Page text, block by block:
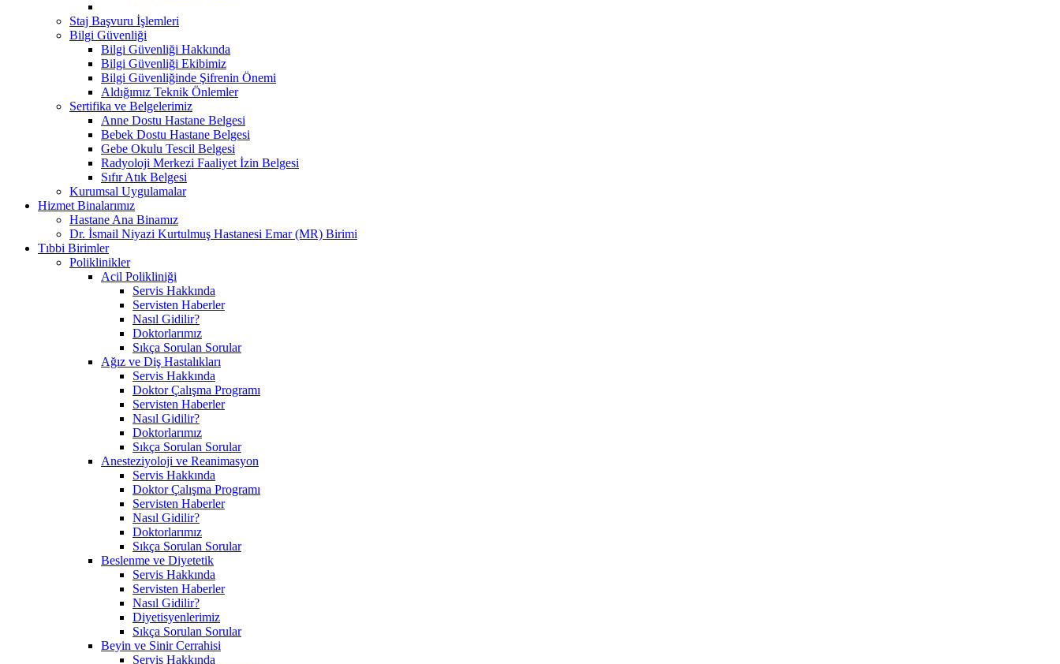
Staj Başvuru İşlemleri
Bilgi Güvenliği
Bilgi Güvenliği Hakkında
Bilgi Güvenliği Ekibimiz
Bilgi Güvenliğinde Şifrenin Önemi
Aldığımız Teknik Önlemler
Sertifika ve Belgelerimiz
Anne Dostu Hastane Belgesi
Bebek Dostu Hastane Belgesi
Gebe Okulu Tescil Belgesi
Radyoloji Merkezi Faaliyet İzin Belgesi
Sıfır Atık Belgesi
Kurumsal Uygulamalar
Hizmet Binalarımız
Hastane Ana Binamız
Dr. İsmail Niyazi Kurtulmuş Hastanesi Emar (MR) Birimi
Tıbbi Birimler
Poliklinikler
Acil Polikliniği
Servis Hakkında
Servisten Haberler
Nasıl Gidilir?
Doktorlarımız
Sıkça Sorulan Sorular
Ağız ve Diş Hastalıkları
Servis Hakkında
Doktor Çalışma Programı
Servisten Haberler
Nasıl Gidilir?
Doktorlarımız
Sıkça Sorulan Sorular
Anesteziyoloji ve Reanimasyon
Servis Hakkında
Doktor Çalışma Programı
Servisten Haberler
Nasıl Gidilir?
Doktorlarımız
Sıkça Sorulan Sorular
Beslenme ve Diyetetik
Servis Hakkında
Servisten Haberler
Nasıl Gidilir?
Diyetisyenlerimiz
Sıkça Sorulan Sorular
Beyin ve Sinir Cerrahisi
Servis Hakkında